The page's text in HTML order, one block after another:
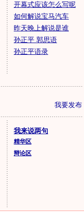
开幕式应该怎么写呢
如何解说宝马汽车
昨天晚上解说是谁
孙正平 郭思语
孙正平语录
我要发布
我来说两句
精华区
辩论区